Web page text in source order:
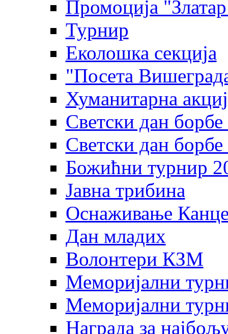
Промоција
Турнир
Еколошка секција
"Посета
Хуманитарна
Светски дан
Светски дан
Божићни турнир
Јавна трибина
Оснаживање
Дан младих
Волонтери КЗМ
Меморијални
Меморијални
Награда за